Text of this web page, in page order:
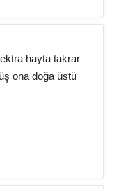
hayta takrar
ona doğa üstü